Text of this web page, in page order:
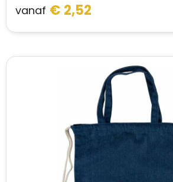
vanaf € 2,52